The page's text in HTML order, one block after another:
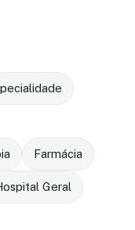
Farmácia
Geral